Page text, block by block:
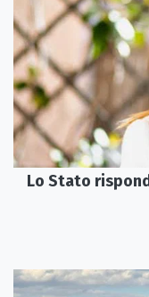
Lo Stato